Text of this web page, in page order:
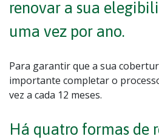
renovar a sua
uma vez por ano.
Para garantir que a sua
importante completar o
vez a cada 12 meses.
Há quatro formas de